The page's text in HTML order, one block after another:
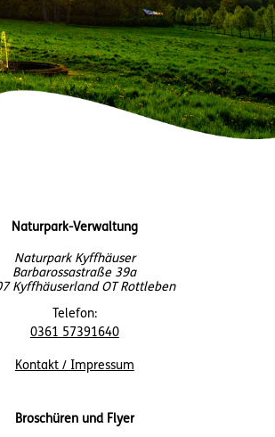
Naturpark-Verwaltung
Naturpark Kyffhäuser
Barbarossastraße 39a
Kyffhäuserland OT Rottleben
Telefon:
0361 57391640
Kontakt / Impressum
Broschüren und Flyer